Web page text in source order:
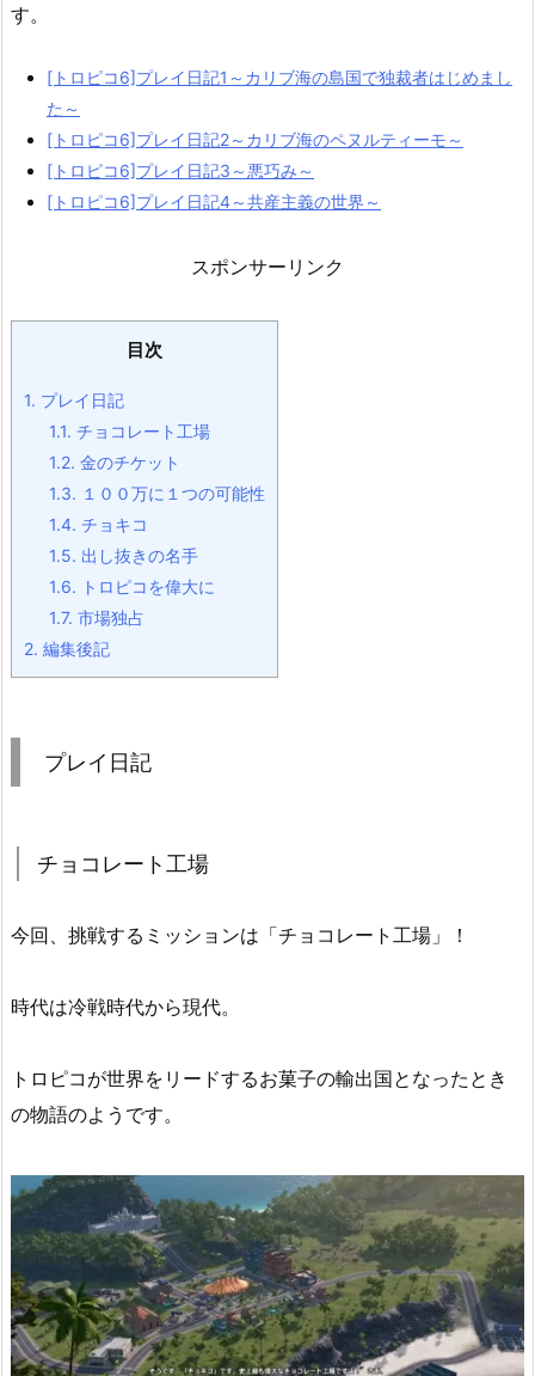
す。
[トロピコ6]プレイ日記1～カリブ海の島国で独裁者はじめまし
た～
[トロピコ6]プレイ日記2～カリブ海のペヌルティーモ～
[トロピコ6]プレイ日記3～悪巧み～
[トロピコ6]プレイ日記4～共産主義の世界～
スポンサーリンク
目次
1. プレイ日記
1.1. チョコレート工場
1.2. 金のチケット
1.3. １００万に１つの可能性
1.4. チョキコ
1.5. 出し抜きの名手
1.6. トロピコを偉大に
1.7. 市場独占
2. 編集後記
プレイ日記
チョコレート工場
今回、挑戦するミッションは「チョコレート工場」！
時代は冷戦時代から現代。
トロピコが世界をリードするお菓子の輸出国となったとき
の物語のようです。